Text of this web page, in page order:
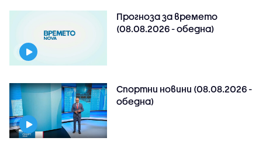
Прогноза за времето
(08.08.2026 - обедна)
Спортни новини (08.08.2026 -
обедна)